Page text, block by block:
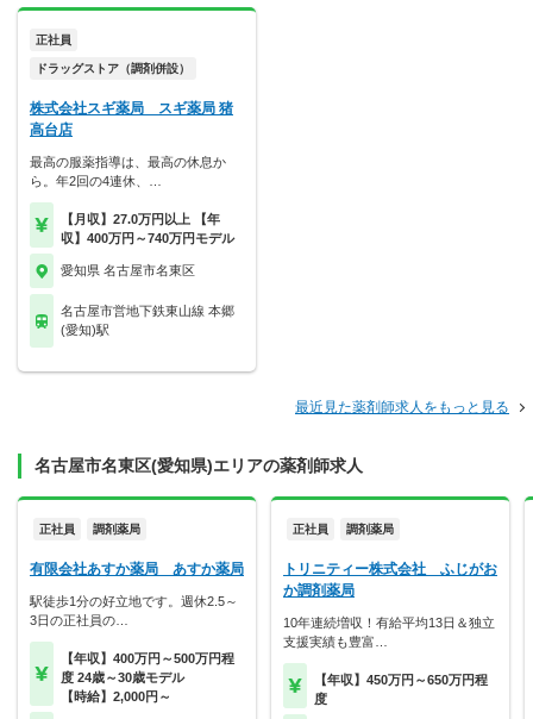
正社員
ドラッグストア（調剤併設）
株式会社スギ薬局 スギ薬局 猪
高台店
最高の服薬指導は、最高の休息か
ら。年2回の4連休、…
【月収】27.0万円以上 【年
収】400万円～740万円モデル
愛知県 名古屋市名東区
名古屋市営地下鉄東山線 本郷
(愛知)駅
最近見た薬剤師求人をもっと見る
名古屋市名東区(愛知県)エリアの薬剤師求人
正社員 調剤薬局
有限会社あすか薬局 あすか薬局
駅徒歩1分の好立地です。週休2.5～
3日の正社員の…
【年収】400万円～500万円程
度 24歳～30歳モデル
【時給】2,000円～
正社員 調剤薬局
トリニティー株式会社 ふじがお
か調剤薬局
10年連続増収！有給平均13日＆独立
支援実績も豊富…
【年収】450万円～650万円程
度